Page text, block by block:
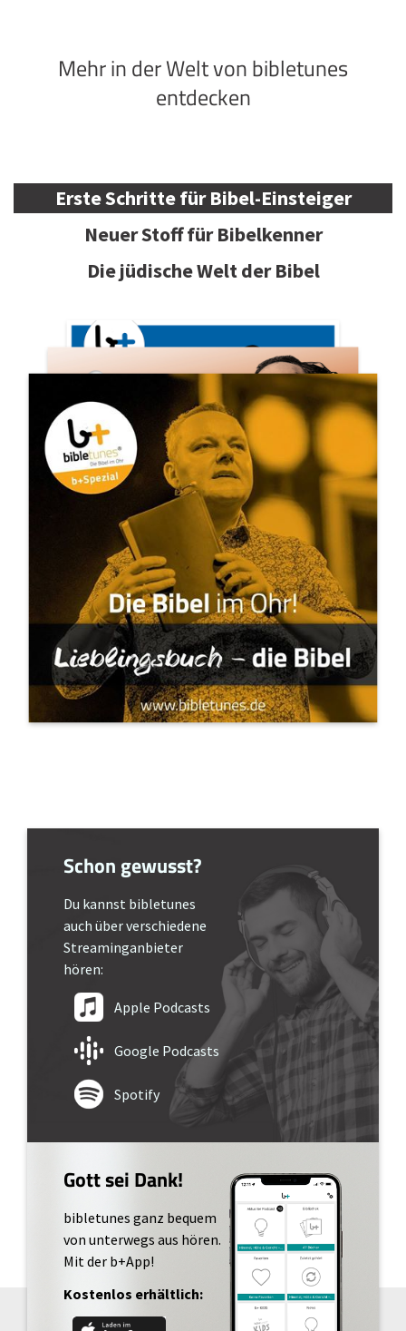
Mehr in der Welt von bibletunes
entdecken
Erste Schritte für Bibel-Einsteiger
Neuer Stoff für Bibelkenner
Die jüdische Welt der Bibel
Schon gewusst?
Du kannst bibletunes
auch über verschiedene
Streaminganbieter
hören:
Apple Podcasts
Google Podcasts
Spotify
Gott sei Dank!
bibletunes ganz bequem
von unterwegs aus hören.
Mit der b+App!
Kostenlos erhältlich: